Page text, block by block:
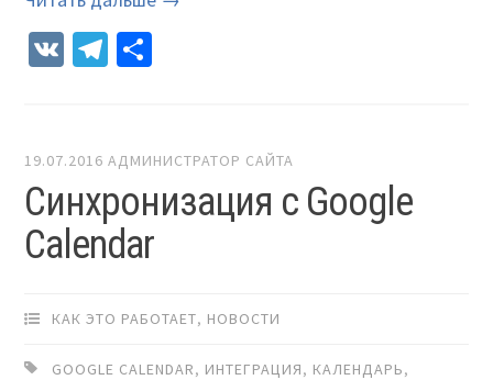
VK Telegram
19.07.2016 АДМИНИСТРАТОР САЙТА
Синхронизация с Google
Calendar
КАК ЭТО РАБОТАЕТ, НОВОСТИ
GOOGLE CALENDAR, ИНТЕГРАЦИЯ, КАЛЕНДАРЬ,